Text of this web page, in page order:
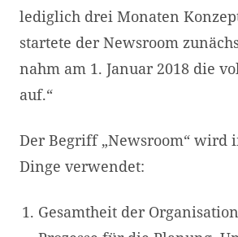
lediglich drei Monaten
startete der Newsroom
nahm am 1. Januar 2018 die
auf.“
Der Begriff „Newsroom“
Dinge verwendet:
Gesamtheit der